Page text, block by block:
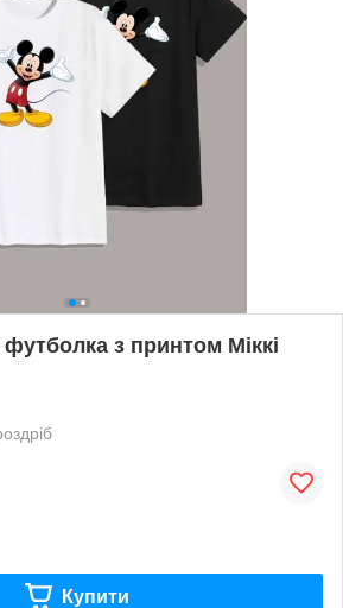
з принтом Міккі
Купити